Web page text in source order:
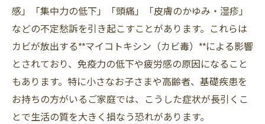
感」「集中力の低下」「頭痛」「皮膚のかゆみ・湿疹」
などの不定愁訴を引き起こすことがあります。これらは
カビが放出する**マイコトキシン（カビ毒）**による影響
とされており、免疫力の低下や疲労感の原因になること
もあります。特に小さなお子さまや高齢者、基礎疾患を
お持ちの方がいるご家庭では、こうした症状が長引くこ
とで生活の質を大きく損なう恐れがあります。